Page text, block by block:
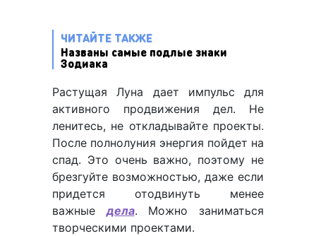
ЧИТАЙТЕ ТАКЖЕ
Названы самые подлые знаки
Зодиака
Растущая Луна дает импульс для
активного продвижения дел. Не
ленитесь, не откладывайте проекты.
После полнолуния энергия пойдет на
спад. Это очень важно, поэтому не
брезгуйте возможностью, даже если
придется отодвинуть менее
важныедела. Можно заниматься
творческими проектами.